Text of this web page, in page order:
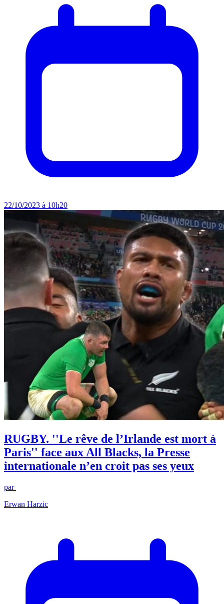
22/10/2023 à 10h20
RUGBY. ''Le rêve de l’Irlande est mort à
Paris'' face aux All Blacks, la Presse
internationale n’en croit pas ses yeux
par
Erwan Harzic